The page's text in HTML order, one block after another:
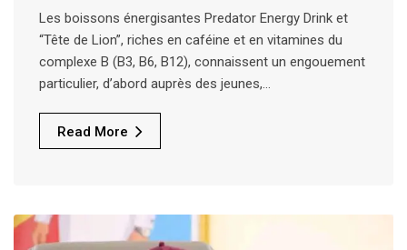
Les boissons énergisantes Predator Energy Drink et
“Tête de Lion”, riches en caféine et en vitamines du
complexe B (B3, B6, B12), connaissent un engouement
particulier, d’abord auprès des jeunes,…
Read More